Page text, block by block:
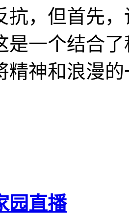
抗，但首先
是一个结合
精神和浪漫
园直播